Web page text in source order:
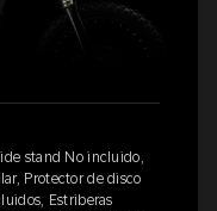
stand No incluido,
Protector de disco
Estriberas